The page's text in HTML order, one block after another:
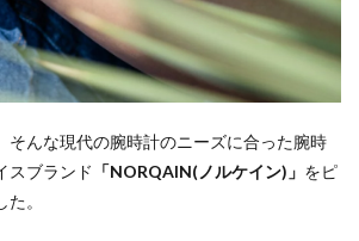
そんな現代の腕時計のニーズに合った腕時
スブランド 「NORQAIN(ノルケイン)」 をピ
。